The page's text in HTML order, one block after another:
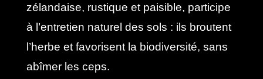
zélandaise, rustique et paisible, participe
à l’entretien naturel des sols : ils broutent
l’herbe et favorisent la biodiversité, sans
abîmer les ceps.